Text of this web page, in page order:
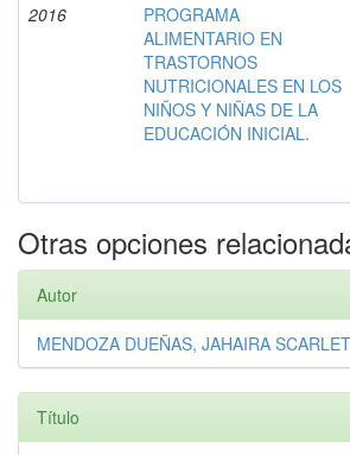
2016
PROGRAMA
ALIMENTARIO EN
TRASTORNOS
NUTRICIONALES EN LOS
NIÑOS Y NIÑAS DE LA
EDUCACIÓN INICIAL.
Otras opciones
Autor
MENDOZA DUEÑAS, JAHAIRA
Título